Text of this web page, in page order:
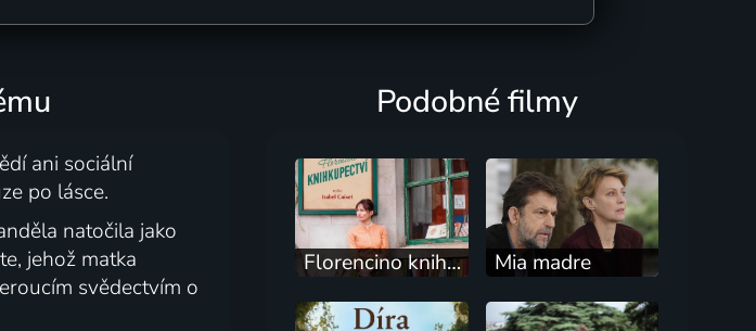
ani sociální
po lásce.
natočila jako
jehož matka
svědectvím o
Podobné filmy
Florencino knihkupectví Mia madre